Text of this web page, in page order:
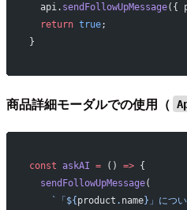
  api.
sendFollowUpMessage({
  return
true;
}
商品詳細モーダルでの使用（
const askAI = () => {
  sendFollowUpMessage
(
    `「${
product . name}」につ